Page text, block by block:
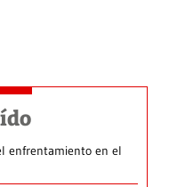
enfrentamiento en el